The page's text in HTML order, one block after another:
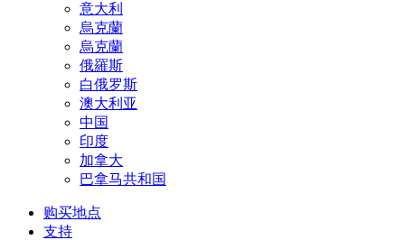
意大利
烏克蘭
烏克蘭
俄羅斯
白俄罗斯
澳大利亚
中国
印度
加拿大
巴拿马共和国
购买地点
支持